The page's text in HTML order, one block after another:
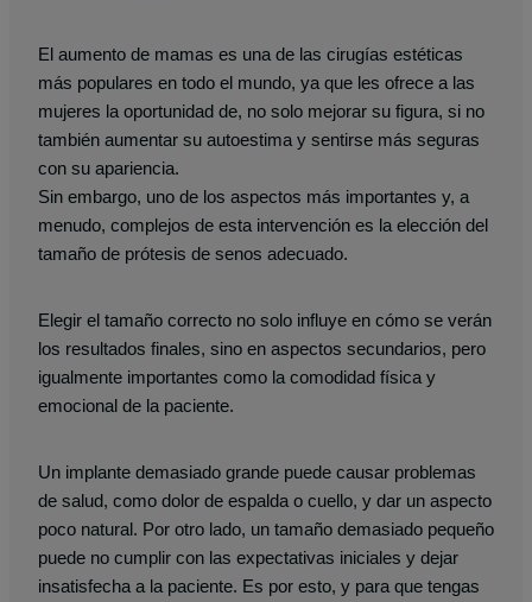
El aumento de mamas es una de las cirugías estéticas
más populares en todo el mundo, ya que les ofrece a las
mujeres la oportunidad de, no solo mejorar su figura, si no
también aumentar su autoestima y sentirse más seguras
con su apariencia.
Sin embargo, uno de los aspectos más importantes y, a
menudo, complejos de esta intervención es la elección del
tamaño de prótesis de senos adecuado.
Elegir el tamaño correcto no solo influye en cómo se verán
los resultados finales, sino en aspectos secundarios, pero
igualmente importantes como la comodidad física y
emocional de la paciente.
Un implante demasiado grande puede causar problemas
de salud, como dolor de espalda o cuello, y dar un aspecto
poco natural. Por otro lado, un tamaño demasiado pequeño
puede no cumplir con las expectativas iniciales y dejar
insatisfecha a la paciente. Es por esto, y para que tengas